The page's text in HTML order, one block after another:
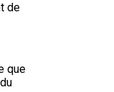
de
que